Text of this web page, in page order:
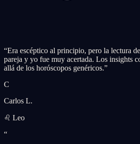
“Era escéptico al principio, pero la lectura
pareja y yo fue muy acertada. Los insights
allá de los horóscopos genéricos.”
C
Carlos L.
♌ Leo
“